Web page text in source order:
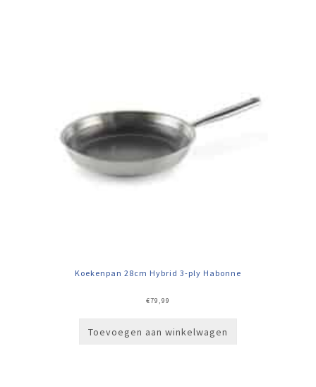
Koekenpan 28cm Hybrid 3-ply Habonne
€79,99
Toevoegen aan winkelwagen